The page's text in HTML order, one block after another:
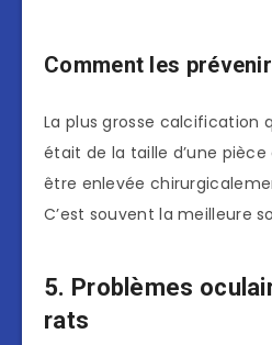
Comment les prévenir
La plus grosse calcification
était de la taille d’une
être enlevée
C’est souvent la meilleure
5. Problèmes
rats